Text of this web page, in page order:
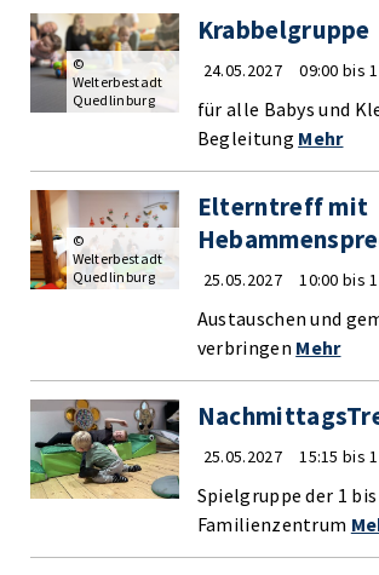
Krabbelgruppe
24.05.2027 09:00 bis
für alle Babys und
Begleitung Mehr
©
Welterbestadt
Quedlinburg
Elterntreff mit
25.05.2027 10:00 bis
Austauschen und
verbringen Mehr
©
Welterbestadt
Quedlinburg
25.05.2027 15:15 bis
Spielgruppe der 1
Familienzentrum